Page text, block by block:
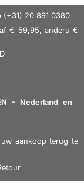
en geeft je
en comfort,
Biotherm
On is
een
een
On - we
van de 5
(+31) 20 891 0380
€ 59,95, anders €
- Nederland en
aankoop terug te